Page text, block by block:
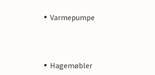
Varmepumpe
Hagemøbler